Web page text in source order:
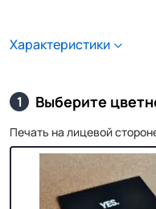
Характеристики
1 Выберите
Печать на лицевой